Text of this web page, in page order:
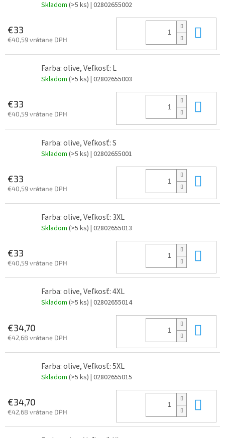
Skladom (>5 ks) | 02802655002
€33
€40,59 vrátane DPH
Farba: olive, Veľkosť: L
Skladom (>5 ks) | 02802655003
€33
€40,59 vrátane DPH
Farba: olive, Veľkosť: S
Skladom (>5 ks) | 02802655001
€33
€40,59 vrátane DPH
Farba: olive, Veľkosť: 3XL
Skladom (>5 ks) | 02802655013
€33
€40,59 vrátane DPH
Farba: olive, Veľkosť: 4XL
Skladom (>5 ks) | 02802655014
€34,70
€42,68 vrátane DPH
Farba: olive, Veľkosť: 5XL
Skladom (>5 ks) | 02802655015
€34,70
€42,68 vrátane DPH